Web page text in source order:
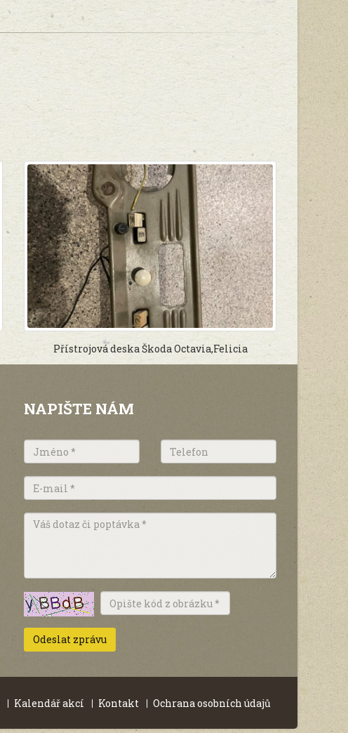
Přístrojová deska Škoda Octavia,Felicia
NAPIŠTE NÁM
Kalendář akcí Kontakt Ochrana osobních údajů